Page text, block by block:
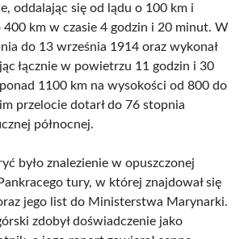
oddalając się od lądu o 100 km i
400 km w czasie 4 godzin i 20 minut. W
do 13 września 1914 oraz wykonał
łącznie w powietrzu 11 godzin i 30
1100 km na wysokości od 800 do
przelocie dotarł do 76 stopnia
północnej.
było znalezienie w opuszczonej
tury, w której znajdował się
jego list do Ministerstwa Marynarki.
zdobył doświadczenie jako